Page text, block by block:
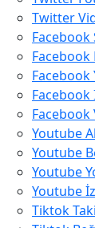
Twitter
Facebook
Facebook
Facebook
Facebook
Youtube
Youtube
Youtube
Youtube
Tiktok